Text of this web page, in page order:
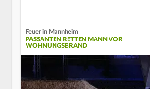
Feuer in Mannheim
PASSANTEN RETTEN MANN VOR
WOHNUNGSBRAND